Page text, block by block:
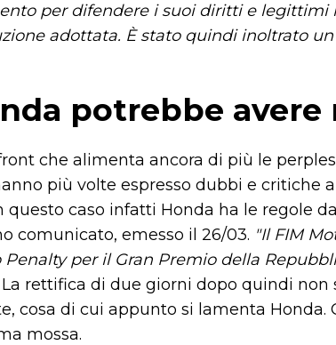
per difendere i suoi diritti e legittimi
adottata. È stato quindi inoltrato
potrebbe avere
che alimenta ancora di più le
più volte espresso dubbi e critiche
questo caso infatti Honda ha le regole
comunicato, emesso il 26/03. "Il FIM
per il Gran Premio della
La rettifica di due giorni dopo quindi
cosa di cui appunto si lamenta Honda.
mossa.